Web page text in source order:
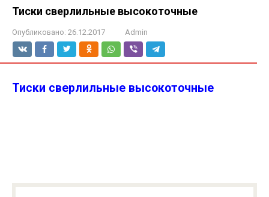
Тиски сверлильные высокоточные
Опубликовано: 26.12.2017 Admin
Тиски сверлильные высокоточные